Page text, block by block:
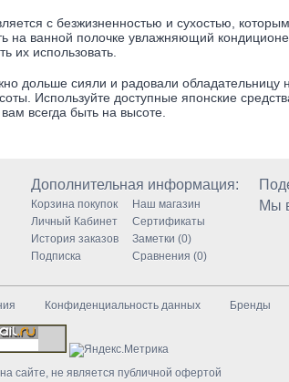
с безжизненностью и сухостью,
на ванной полочке увлажняющий
их использовать.
дольше сияли и радовали
Используйте доступные японские
вам всегда быть на высоте.
Дополнительная информация:
Корзина покупок
Личный Кабинет
История заказов
Подписка
Наш магазин
Сертификаты
Заметки (0)
Сравнения (0)
Мы
Конфиденциальность данных Бренды
сайте, не является публичной офертой